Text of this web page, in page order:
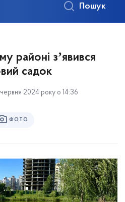
Пошук
районі зʼявився
садок
2024 року о 14:36
ФОТО